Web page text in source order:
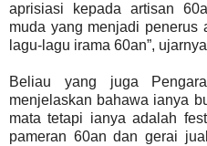
aprisiasi kepada artisan
muda yang menjadi penerus
lagu-lagu irama 60an”,
Beliau yang juga
menjelaskan bahawa ianya
mata tetapi ianya adalah
pameran 60an dan gerai